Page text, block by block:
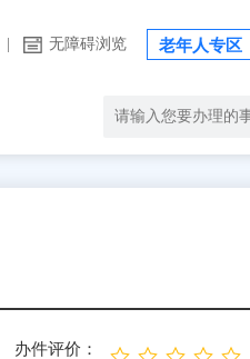
无障碍浏览 老年人专区
办件评价：